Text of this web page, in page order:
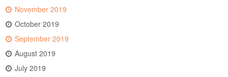
November 2019
October 2019
September 2019
August 2019
July 2019